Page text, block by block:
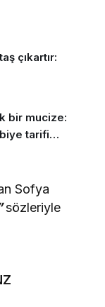
çıkartır:
bir mucize:
tarifi…
Sofya
sözleriyle